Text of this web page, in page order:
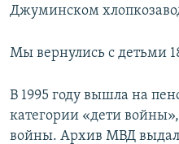
Джуминском
Мы вернулись с детьми
В 1995 году вышла на
категории «дети
войны. Архив МВД выдал